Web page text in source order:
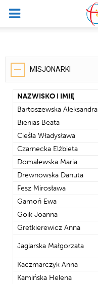
MISJONARKI
NAZWISKO I IMIĘ
Bartoszewska Aleksandra
Bienias Beata
Cieśla Władysława
Czarnecka Elżbieta
Domalewska Maria
Drewnowska Danuta
Fesz Mirosława
Gamoń Ewa
Goik Joanna
Gretkierewicz Anna
Jaglarska Małgorzata
Kaczmarczyk Anna
Kamińska Helena